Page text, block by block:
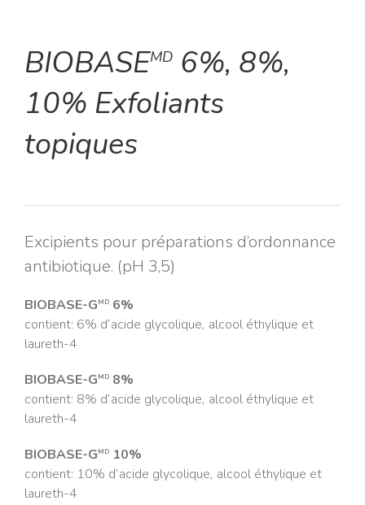
BIOBASEMD 6%, 8%,
10% Exfoliants
topiques
Excipients pour préparations d’ordonnance
antibiotique. (pH 3,5)
BIOBASE-GMD 6%
contient: 6% d’acide glycolique, alcool éthylique et
laureth-4
BIOBASE-GMD 8%
contient: 8% d’acide glycolique, alcool éthylique et
laureth-4
BIOBASE-GMD 10%
contient: 10% d’acide glycolique, alcool éthylique et
laureth-4